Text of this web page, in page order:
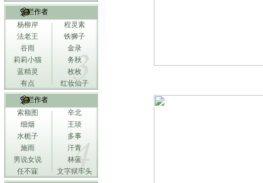
专栏作者
杨柳岸
程灵素
法老王
铁狮子
谷雨
金录
莉莉小猫
务秋
蓝精灵
枚枚
有点
红妆仙子
专栏作者
索额图
辛北
细烟
王琰
水栀子
多事
施雨
汗青
男说女说
林蓝
任不寐
文字狱牢头